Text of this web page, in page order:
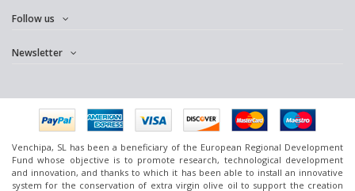
Follow us
Newsletter
Venchipa, SL has been a beneficiary of the European Regional Development
Fund whose objective is to promote research, technological development
and innovation, and thanks to which it has been able to install an innovative
system for the conservation of extra virgin olive oil to support the creation